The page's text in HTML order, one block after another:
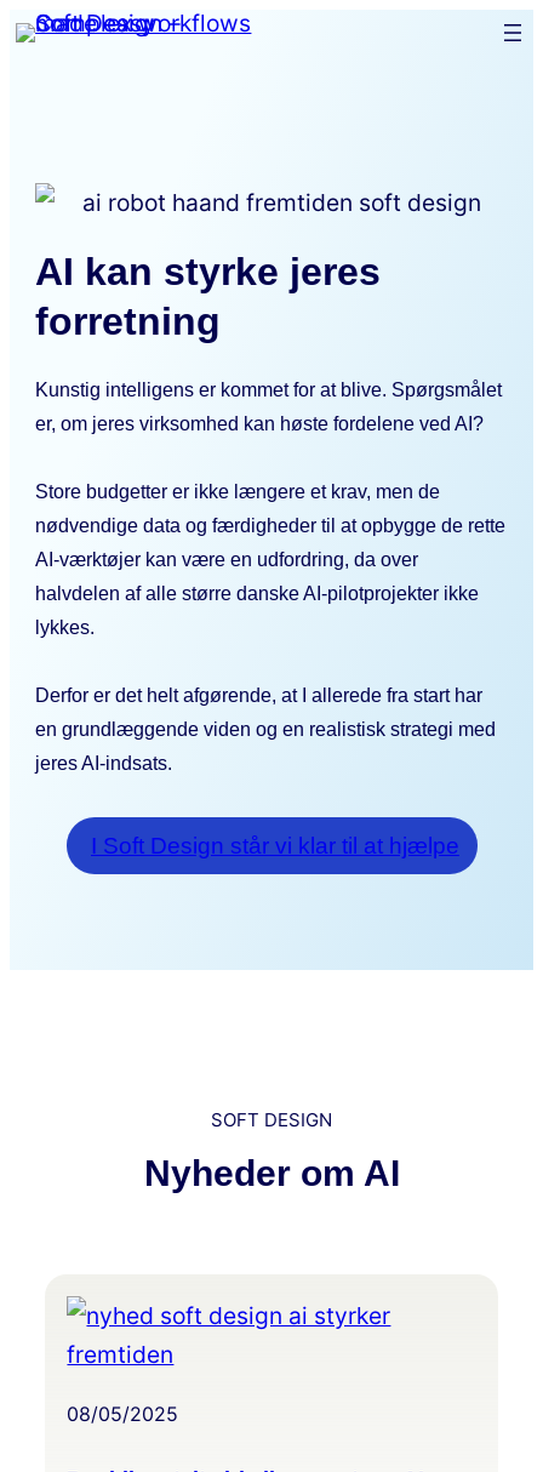
Spring
AI kan styrke jeres
forretning
Kunstig intelligens er kommet for at blive. Spørgsmålet
er, om jeres virksomhed kan høste fordelene ved AI?
Store budgetter er ikke længere et krav, men de
nødvendige data og færdigheder til at opbygge de rette
AI-værktøjer kan være en udfordring, da over
halvdelen af alle større danske AI-pilotprojekter ikke
lykkes.
Derfor er det helt afgørende, at I allerede fra start har
en grundlæggende viden og en realistisk strategi med
jeres AI-indsats.
I Soft Design står vi klar til at hjælpe
SOFT DESIGN
Nyheder om AI
08/05/2025